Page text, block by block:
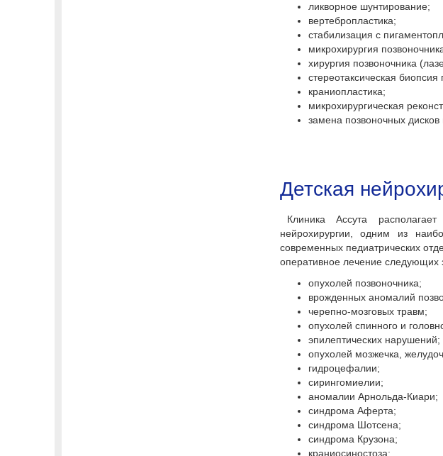
ликворное шунтирование;
вертебропластика;
стабилизация с
микрохирургия
хирургия позвоночника
стереотаксическая биопсия
краниопластика;
микрохирургическая
замена позвоночных дисков
Детская
Клиника Ассута
нейрохирургии, одним из
современных педиатрических
оперативное лечение следующих
опухолей позвоночника;
врожденных аномалий
черепно-мозговых травм;
опухолей спинного и
эпилептических нарушений;
опухолей мозжечка,
гидроцефалии;
сирингомиелии;
аномалии Арнольда-Киари;
синдрома Аферта;
синдрома Шотсена;
синдрома Крузона;
краниосиностоза;